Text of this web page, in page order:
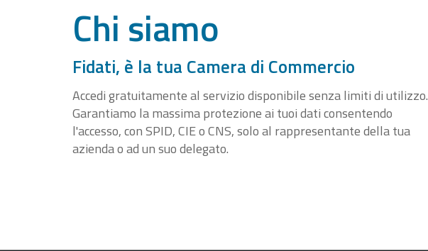
Chi siamo
Fidati, è la tua Camera di Commercio
Accedi gratuitamente al servizio disponibile senza limiti di utilizzo.
Garantiamo la massima protezione ai tuoi dati consentendo
l'accesso, con SPID, CIE o CNS, solo al rappresentante della tua
azienda o ad un suo delegato.